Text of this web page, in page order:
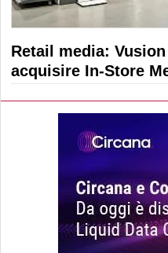
Retail media:
acquisire In-Store